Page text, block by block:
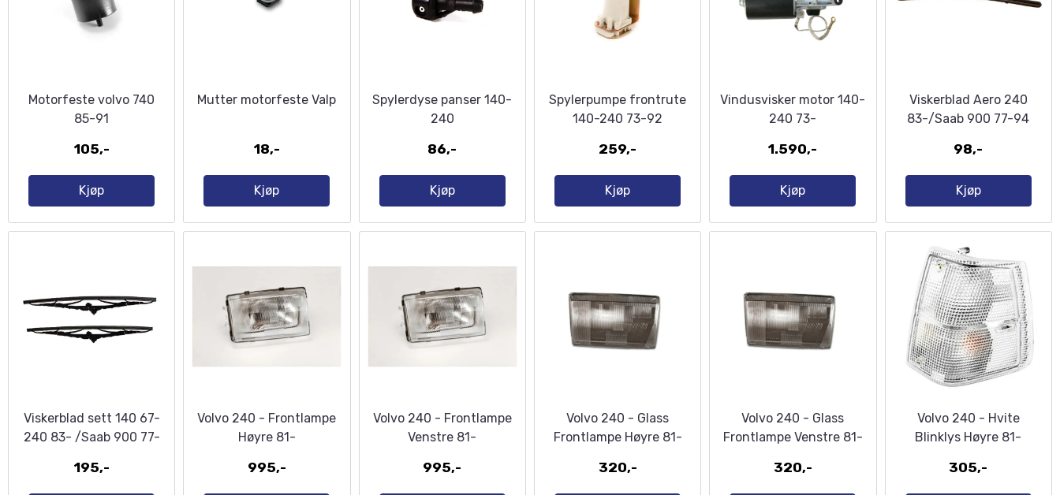
Motorfeste volvo 740
85-91
105,-
Kjøp
Mutter motorfeste Valp
18,-
Kjøp
Spylerdyse panser 140-
240
86,-
Kjøp
Spylerpumpe frontrute
140-240 73-92
259,-
Kjøp
Vindusvisker motor 140-
240 73-
1.590,-
Kjøp
Viskerblad Aero 240
83-/Saab 900 77-94
98,-
Kjøp
Viskerblad sett 140 67-
240 83- /Saab 900 77-
195,-
Volvo 240 - Frontlampe
Høyre 81-
995,-
Volvo 240 - Frontlampe
Venstre 81-
995,-
Volvo 240 - Glass
Frontlampe Høyre 81-
320,-
Volvo 240 - Glass
Frontlampe Venstre 81-
320,-
Volvo 240 - Hvite
Blinklys Høyre 81-
305,-